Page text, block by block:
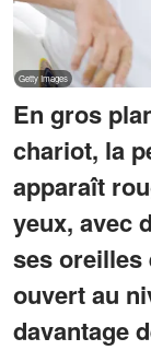
En gros
chariot, la
apparaît
yeux, avec
ses oreilles
ouvert au
davantage